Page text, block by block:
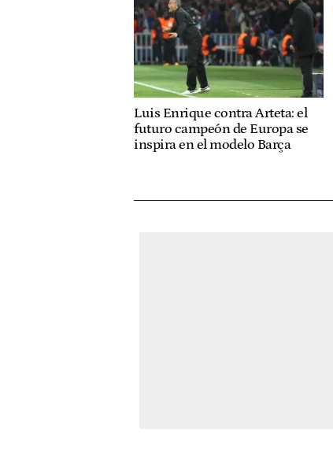
Luis Enrique contra Arteta: el
futuro campeón de Europa se
inspira en el modelo Barça